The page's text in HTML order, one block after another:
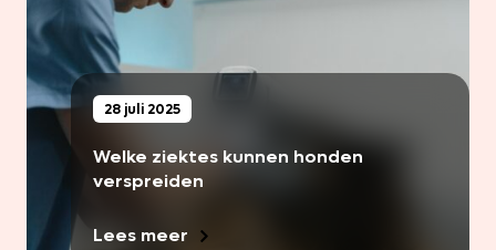
28 juli 2025
Welke ziektes kunnen honden
verspreiden
Lees meer